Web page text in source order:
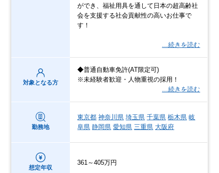
ができ、福祉用具を通して日本の超高齢社
会を支援する社会貢献性の高いお仕事で
す！
…続きを読む
対象となる方
◆普通自動車免許(AT限定可)
※未経験者歓迎・人物重視の採用！
…続きを読む
勤務地
東京都 神奈川県 埼玉県 千葉県 栃木県 岐
阜県 静岡県 愛知県 三重県 大阪府
想定年収
361～405万円